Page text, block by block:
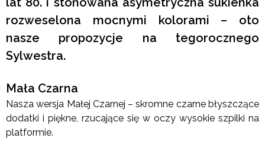
rozweselona mocnymi kolorami – oto
nasze propozycje na tegorocznego
Sylwestra.
Mała Czarna
Nasza wersja Małej Czarnej – skromne czarne błyszczące
dodatki i piękne, rzucające się w oczy wysokie szpilki na
platformie.